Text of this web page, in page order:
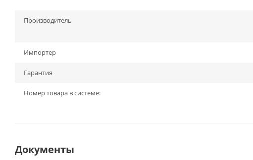
Производитель
Импортер
Гарантия
Номер товара в системе:
Документы